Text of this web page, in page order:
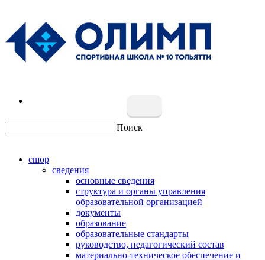
Поиск
сшор
сведения
основные сведения
структура и органы управления
образовательной организацией
документы
образование
образовательные стандарты
руководство, педагогический состав
материально-техническое обеспечение и